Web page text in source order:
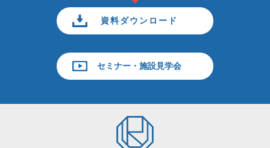
資料ダウンロード
セミナー・施設見学会